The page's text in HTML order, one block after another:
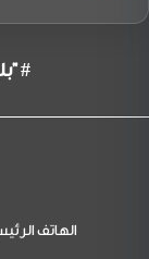
#
الهاتف